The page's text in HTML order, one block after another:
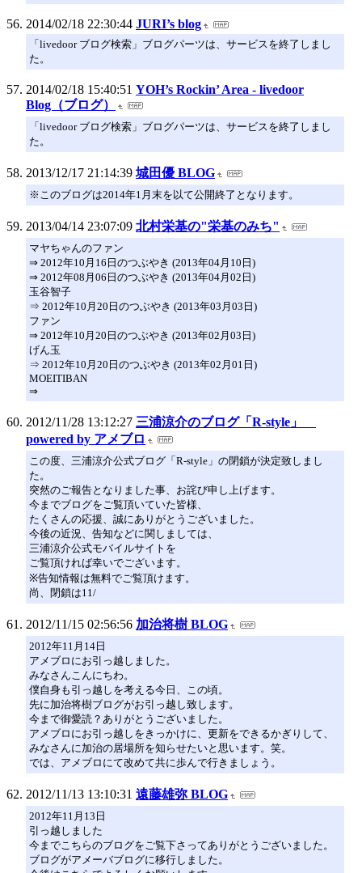
2014/02/18 22:30:44 JURI’s blog
「livedoor ブログ検索」ブログパーツは、サービスを終了しまし
た。
2014/02/18 15:40:51 YOH’s Rockin’ Area - livedoor
Blog（ブログ）
「livedoor ブログ検索」ブログパーツは、サービスを終了しまし
た。
2013/12/17 21:14:39 城田優 BLOG
※このブログは2014年1月末を以て公開終了となります。
2013/04/14 23:07:09 北村栄基の"栄基のみち"
マヤちゃんのファン
⇒ 2012年10月16日のつぶやき (2013年04月10日)
⇒ 2012年08月06日のつぶやき (2013年04月02日)
玉谷智子
⇒ 2012年10月20日のつぶやき (2013年03月03日)
ファン
⇒ 2012年10月20日のつぶやき (2013年02月03日)
げん玉
⇒ 2012年10月20日のつぶやき (2013年02月01日)
MOEITIBAN
⇒
2012/11/28 13:12:27 三浦涼介のブログ「R-style」
powered by アメブロ
この度、三浦涼介公式ブログ「R-style」の閉鎖が決定致しまし
た。
突然のご報告となりました事、お詫び申し上げます。
今までブログをご覧頂いていた皆様、
たくさんの応援、誠にありがとうございました。
今後の近況、告知などに関しましては、
三浦涼介公式モバイルサイトを
ご覧頂ければ幸いでございます。
※告知情報は無料でご覧頂けます。
尚、閉鎖は11/
2012/11/15 02:56:56 加治将樹 BLOG
2012年11月14日
アメブロにお引っ越しました。
みなさんこんにちわ。
僕自身も引っ越しを考える今日、この頃。
先に加治将樹ブログがお引っ越し致します。
今まで御愛読？ありがとうございました。
アメブロにお引っ越しをきっかけに、更新をできるかぎりして、
みなさんに加治の居場所を知らせたいと思います。笑。
では、アメブロにて改めて共に歩んで行きましょう。
2012/11/13 13:10:31 遠藤雄弥 BLOG
2012年11月13日
引っ越しました
今までこちらのブログをご覧下さってありがとうございました。
ブログがアメーバブログに移行しました。